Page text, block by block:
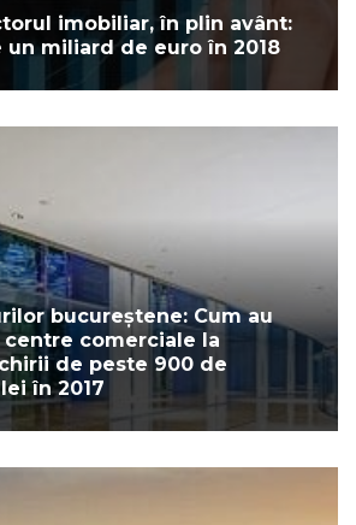
imobiliar, în plin avânt:
miliard de euro în 2018
bucureștene: Cum au
centre comerciale la
de peste 900 de
în 2017